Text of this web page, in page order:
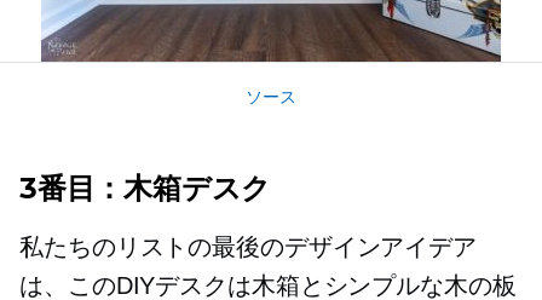
ソース
3番目：木箱デスク
私たちのリストの最後のデザインアイデア
は、このDIYデスクは木箱とシンプルな木の板